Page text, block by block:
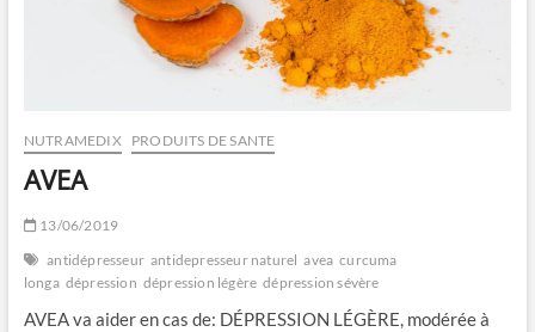
NUTRAMEDIX PRODUITS DE SANTE
AVEA
13/06/2019
antidépresseur antidepresseur naturel avea curcuma
longa dépression dépression légère dépression sévère
AVEA va aider en cas de: DÉPRESSION LÉGÈRE, modérée à